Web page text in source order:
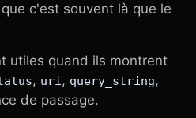
c'est souvent là que le
utiles quand ils montrent
, uri, query_string,
de passage.